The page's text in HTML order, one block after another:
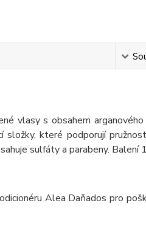
vlasy s obsahem
které podporují
sulfáty a parabeny. Balení
Alea Daňados pro